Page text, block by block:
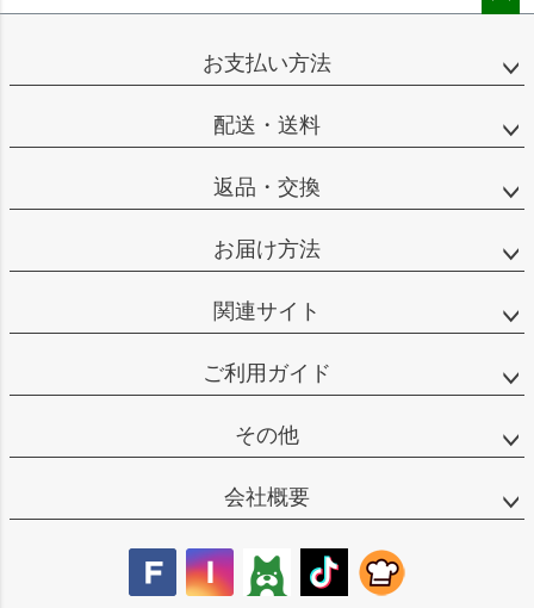
ップ
お支払い方法
配送・送料
返品・交換
お届け方法
関連サイト
ご利用ガイド
その他
会社概要